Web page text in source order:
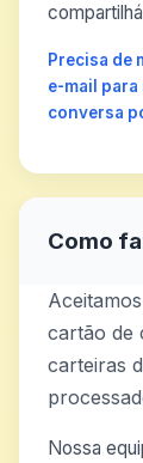
Precisa de
e-mail
conversa
Como
cartão de
carteiras
Nossa